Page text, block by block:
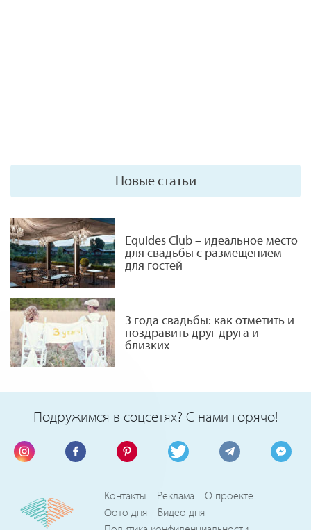
Новые статьи
Equides Club – идеальное место
для свадьбы с размещением
для гостей
3 года свадьбы: как отметить и
поздравить друг друга и
близких
Подружимся в соцсетях? С нами горячо!
Контакты Реклама
О проекте
Фото дня
Видео дня